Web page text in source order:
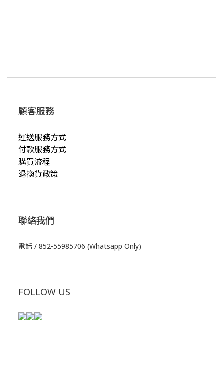
顧客服務
運送服務方式
付款服務方式
購買流程
退換貨政策
聯絡我們
電話 / 852-55985706 (Whatsapp Only)
FOLLOW US